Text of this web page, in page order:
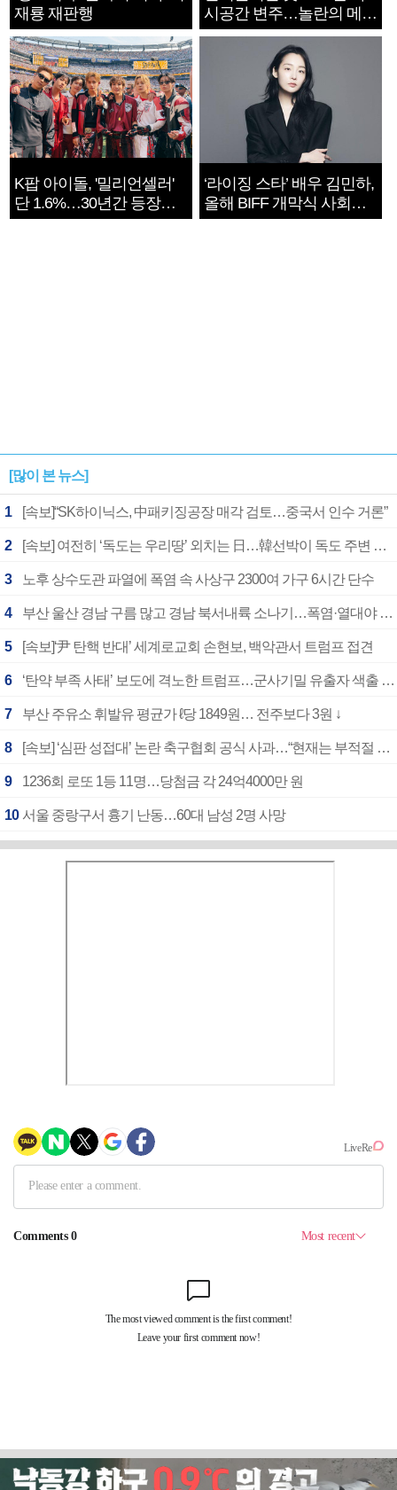
재룡 재판행
시공간 변주…놀란의 메시
지는 ‘전쟁 속죄’
K팝 아이돌, '밀리언셀러'
단 1.6%…30년간 등장
1182개팀 전수조사
‘라이징 스타’ 배우 김민하,
올해 BIFF 개막식 사회자
확정
[많이 본 뉴스]
1 [속보]“SK하이닉스, 中패키징공장 매각 검토…중국서 인수 거론”
2 [속보] 여전히 ‘독도는 우리땅’ 외치는 日…韓선박이 독도 주변 해양조사 활동하자 반발
3 노후 상수도관 파열에 폭염 속 사상구 2300여 가구 6시간 단수
4 부산 울산 경남 구름 많고 경남 북서내륙 소나기…폭염·열대야 계속
5 [속보]‘尹 탄핵 반대’ 세계로교회 손현보, 백악관서 트럼프 접견
6 ‘탄약 부족 사태’ 보도에 격노한 트럼프…군사기밀 유출자 색출 지시
7 부산 주유소 휘발유 평균가 ℓ당 1849원… 전주보다 3원 ↓
8 [속보] ‘심판 성접대’ 논란 축구협회 공식 사과…“현재는 부적절 행위 없어”
9 1236회 로또 1등 11명…당첨금 각 24억4000만 원
10 서울 중랑구서 흉기 난동…60대 남성 2명 사망